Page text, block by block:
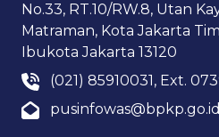
No.33, RT.10/RW.8, Utan
Matraman, Kota Jakarta
Ibukota Jakarta 13120
(021) 85910031, Ext.
pusinfowas@bpkp.go.id